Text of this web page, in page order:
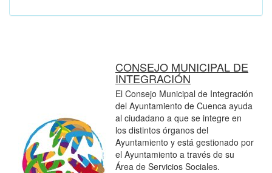
CONSEJO MUNICIPAL DE
INTEGRACIÓN
El Consejo Municipal de Integración
del Ayuntamiento de Cuenca ayuda
al ciudadano a que se integre en
los distintos órganos del
Ayuntamiento y está gestionado por
el Ayuntamiento a través de su
Área de Servicios Sociales.